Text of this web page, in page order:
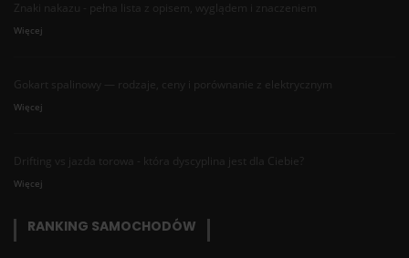
Znaki nakazu - pełna lista z opisem, wyglądem i znaczeniem
Więcej
Gokart spalinowy — rodzaje, ceny i porównanie z elektrycznym
Więcej
Drifting vs jazda torowa - która dyscyplina jest dla Ciebie?
Więcej
RANKING SAMOCHODÓW